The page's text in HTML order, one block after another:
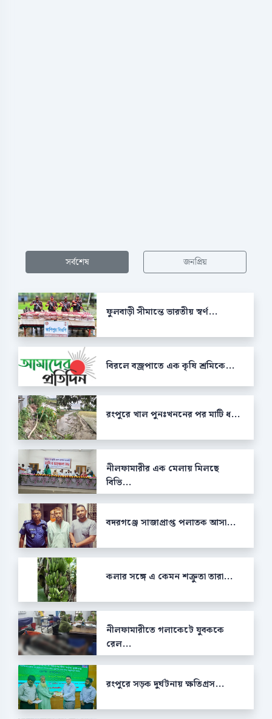
সর্বশেষ জনপ্রিয়
ফুলবাড়ী সীমান্তে ভারতীয় স্বর্ণ...
বিরলে বজ্রপাতে এক কৃষি শ্রমিকে...
রংপুরে খাল পুনঃখননের পর মাটি ধ...
নীলফামারীর এক মেলায় মিলছে
বিভি...
বদরগঞ্জে সাজাপ্রাপ্ত পলাতক আসা...
কলার সঙ্গে এ কেমন শক্রুতা তারা...
নীলফামারীতে গলাকেটে যুবককে
রেল...
রংপুরে সড়ক দুর্ঘটনায় ক্ষতিগ্রস...